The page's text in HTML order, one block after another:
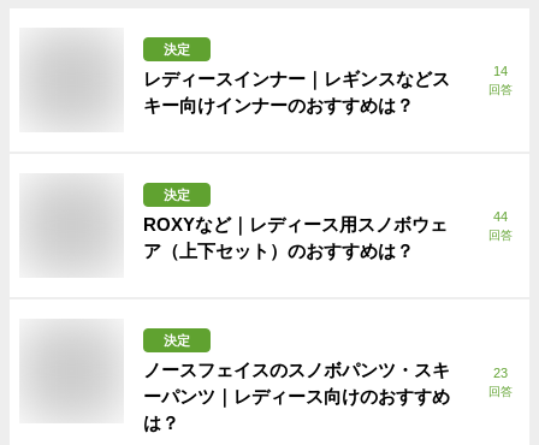
決定
レディースインナー｜レギンスなどス
キー向けインナーのおすすめは？
14
回答
決定
ROXYなど｜レディース用スノボウェ
ア（上下セット）のおすすめは？
44
回答
決定
ノースフェイスのスノボパンツ・スキ
ーパンツ｜レディース向けのおすすめ
は？
23
回答